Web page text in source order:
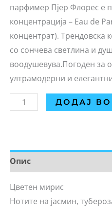
парфимер Пјер Флорес е
концентрација – Eau de
концентрат). Трендовска
со сончева светлина и
воодушевува.Погоден за
ултрамодерни и
ДОДАЈ
Опис
Цветен мирис
Нотите на јасмин,